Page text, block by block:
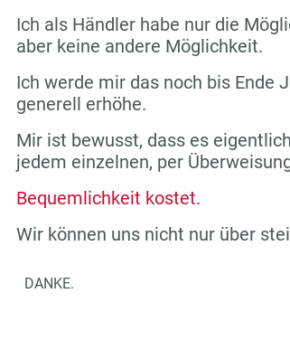
Ich als Händler habe nur die
aber keine andere Möglichkeit.
Ich werde mir das noch bis Ende
generell erhöhe.
Mir ist bewusst, dass es
jedem einzelnen, per
Bequemlichkeit kostet.
Wir können uns nicht nur über
DANKE.